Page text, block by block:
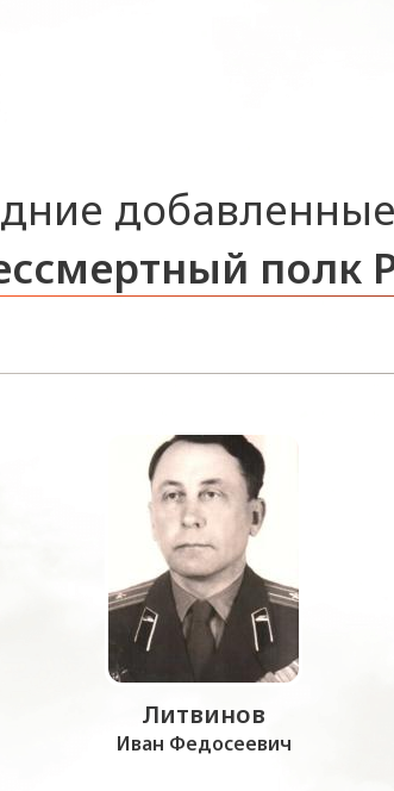
полк
Литвинов
Иван Федосеевич